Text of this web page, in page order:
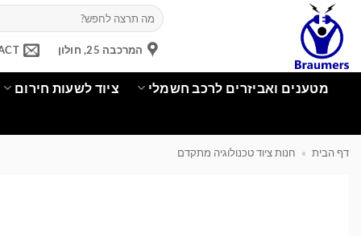
content
חיפוש
עבור:
המרכבה 25, חולון
מטענים ואביזרים לרכב חשמלי ציוד לשעות חירום
דף הבית » חנות ציוד טכנולוגיה מתקדם